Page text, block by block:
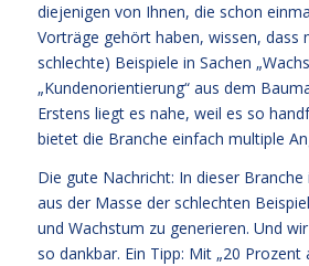
diejenigen von Ihnen, die schon
Vorträge gehört haben, wissen, dass
schlechte) Beispiele in Sachen
„Kundenorientierung“ aus dem
Erstens liegt es nahe, weil es so
bietet die Branche einfach multiple
Die gute Nachricht: In dieser
aus der Masse der schlechten
und Wachstum zu generieren. Und
so dankbar. Ein Tipp: Mit „20 Prozent